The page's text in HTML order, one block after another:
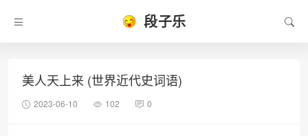
段子乐
美人天上来 (世界近代史词语)
2023-06-10 102 0